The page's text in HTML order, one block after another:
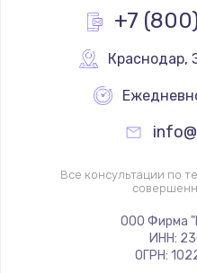
Замена
+7
Краснодар,
Все консультации по
ООО Фирма
ИНН:
ОГРН: